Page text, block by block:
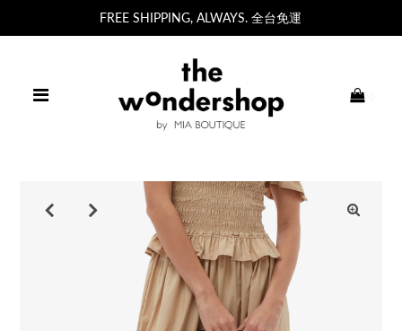
FREE SHIPPING, ALWAYS. 全台免運